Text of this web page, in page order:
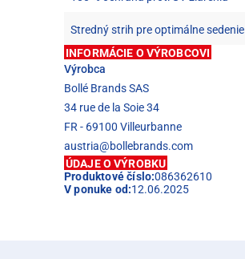
Stredný strih pre optimálne sedenie
INFORMÁCIE O VÝROBCOVI
Výrobca
Bollé Brands SAS
34 rue de la Soie 34
FR - 69100 Villeurbanne
austria@bollebrands.com
ÚDAJE O VÝROBKU
Produktové číslo:086362610
V ponuke od:12.06.2025